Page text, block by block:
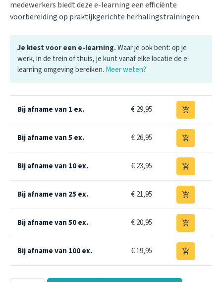
medewerkers biedt deze e-learning een efficiënte
voorbereiding op praktijkgerichte herhalingstrainingen.
Je kiest voor een e-learning.Waar je ook bent: op je
werk, in de trein of thuis, je kunt vanaf elke locatie de e-
learning omgeving bereiken. Meer weten?
Bij afname van 1 ex. € 29,95 add_shopping_cart
Bij afname van 5 ex. € 26,95 add_shopping_cart
Bij afname van 10 ex. € 23,95 add_shopping_cart
Bij afname van 25 ex. € 21,95 add_shopping_cart
Bij afname van 50 ex. € 20,95 add_shopping_cart
Bij afname van 100 ex. € 19,95 add_shopping_cart